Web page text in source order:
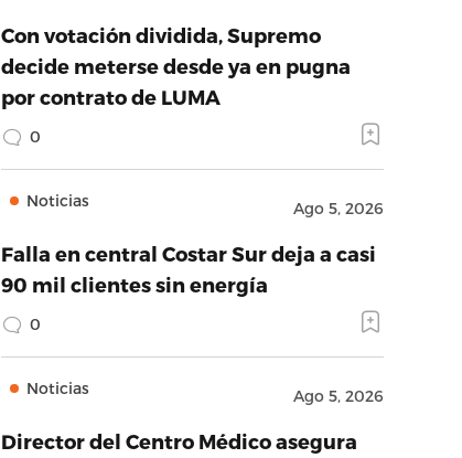
Con votación dividida, Supremo
decide meterse desde ya en pugna
por contrato de LUMA
0
Noticias Ago 5, 2026
Falla en central Costar Sur deja a casi
90 mil clientes sin energía
0
Noticias Ago 5, 2026
Director del Centro Médico asegura